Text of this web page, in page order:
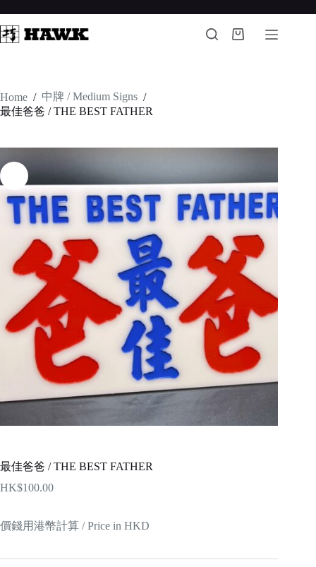
to
content
Shopping
Home / 中牌 / Medium Signs /
最佳爸爸 / THE BEST FATHER
最佳爸爸 / THE BEST FATHER
HK$100.00
價錢用港幣計算 / Price in HKD